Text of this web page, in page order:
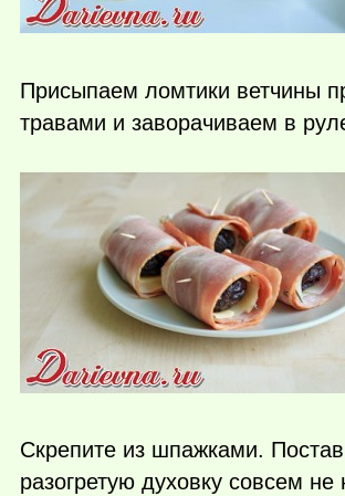
Присыпаем ломтики ветчины
травами и заворачиваем в
Скрепите из шпажками.
разогретую духовку совсем не